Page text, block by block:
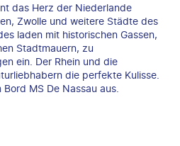
das Herz der Niederlande
Zwolle und weitere Städte des
laden mit historischen Gassen,
Stadtmauern, zu
ein. Der Rhein und die
die perfekte Kulisse.
MS De Nassau aus.